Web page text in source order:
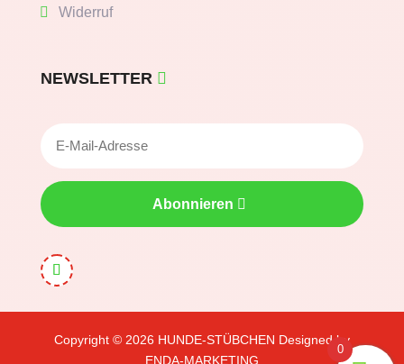
Widerruf
NEWSLETTER
Abonnieren
Copyright © 2026 HUNDE-STÜBCHEN Designed by
ENDA-MARKETING
0